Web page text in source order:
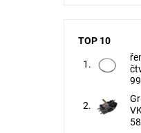
TOP 10